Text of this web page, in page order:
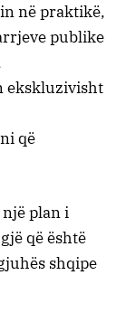
në praktikë,
publike
ekskluzivisht
që
plan i
që është
shqipe